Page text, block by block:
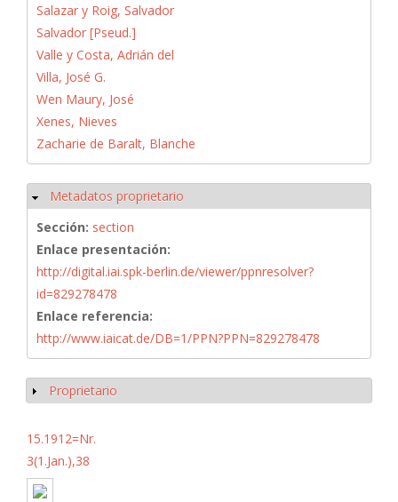
Salazar y Roig, Salvador
Salvador [Pseud.]
Valle y Costa, Adrián del
Villa, José G.
Wen Maury, José
Xenes, Nieves
Zacharie de Baralt, Blanche
Ocultar
Metadatos proprietario
Sección: section
Enlace presentación:
http://digital.iai.spk-berlin.de/viewer/ppnresolver?
id=829278478
Enlace referencia:
http://www.iaicat.de/DB=1/PPN?PPN=829278478
Mostrar
Proprietario
15.1912=Nr.
3(1.Jan.),38